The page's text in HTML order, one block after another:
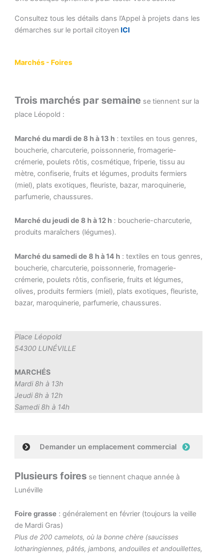
Consultez tous les détails dans l’Appel à projets dans les
démarches sur le portail citoyen ICI
Marchés - Foires
Trois marchés par semaine se tiennent sur la
place Léopold :
Marché du mardi de 8 h à 13 h : textiles en tous genres,
boucherie, charcuterie, poissonnerie, fromagerie-
crémerie, poulets rôtis, cosmétique, friperie, tissu au
mètre, confiserie, fruits et légumes, produits fermiers
(miel), plats exotiques, fleuriste, bazar, maroquinerie,
parfumerie, chaussures.
Marché du jeudi de 8 h à 12 h : boucherie-charcuterie,
produits maraîchers (légumes).
Marché du samedi de 8 h à 14 h : textiles en tous genres,
boucherie, charcuterie, poissonnerie, fromagerie-
crémerie, poulets rôtis, confiserie, fruits et légumes,
olives, produits fermiers (miel), plats exotiques, fleuriste,
bazar, maroquinerie, parfumerie, chaussures.
Place Léopold
54300 LUNÉVILLE
MARCHÉS
Mardi 8h à 13h
Jeudi 8h à 12h
Samedi 8h à 14h
Demander un emplacement commercial
Plusieurs foires se tiennent chaque année à
Lunéville
Foire grasse : généralement en février (toujours la veille
de Mardi Gras)
Plus de 200 camelots, où la bonne chère (saucisses
lotharingiennes, pâtés, jambons, andouilles et andouillettes,